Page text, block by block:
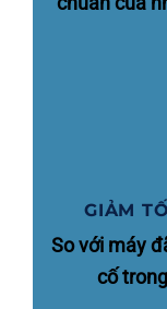
GIẢM
So với máy
cố